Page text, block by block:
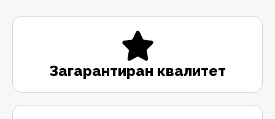
Загарантиран квалитет